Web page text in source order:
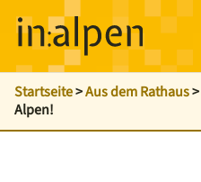
Startseite>Aus dem Rathaus>
Alpen!